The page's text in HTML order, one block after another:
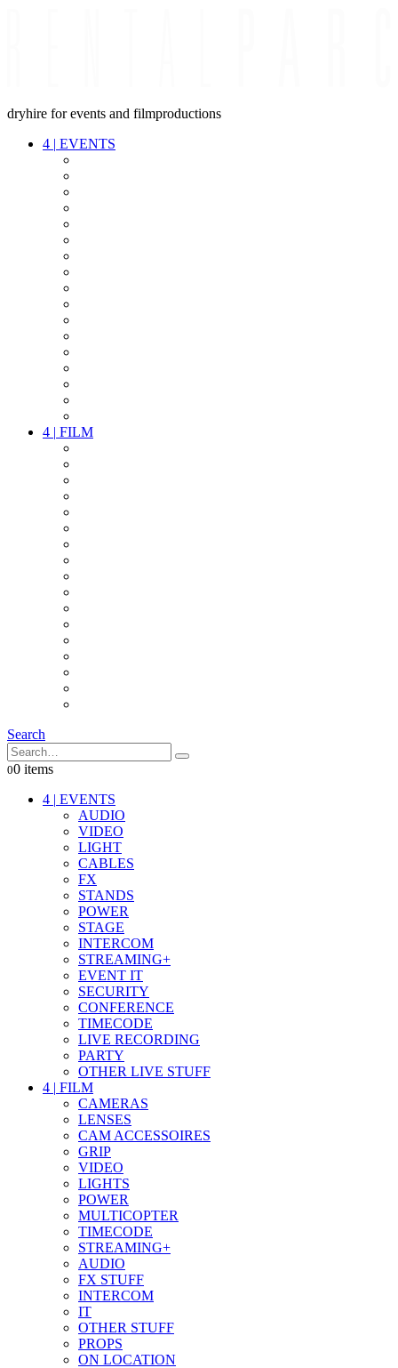
dryhire for events and filmproductions
4 | EVENTS
4 | FILM
Search
00 items
4 | EVENTS
AUDIO
VIDEO
LIGHT
CABLES
FX
STANDS
POWER
STAGE
INTERCOM
STREAMING+
EVENT IT
SECURITY
CONFERENCE
TIMECODE
LIVE RECORDING
PARTY
OTHER LIVE STUFF
4 | FILM
CAMERAS
LENSES
CAM ACCESSOIRES
GRIP
VIDEO
LIGHTS
POWER
MULTICOPTER
TIMECODE
STREAMING+
AUDIO
FX STUFF
INTERCOM
IT
OTHER STUFF
PROPS
ON LOCATION